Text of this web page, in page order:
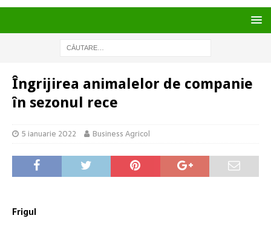
Îngrijirea animalelor de companie
în sezonul rece
5 ianuarie 2022 Business Agricol
Frigul